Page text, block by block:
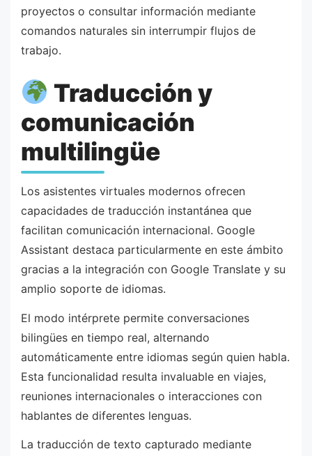
proyectos o consultar información mediante
comandos naturales sin interrumpir flujos de
trabajo.
Traducción y
comunicación
multilingüe
Los asistentes virtuales modernos ofrecen
capacidades de traducción instantánea que
facilitan comunicación internacional. Google
Assistant destaca particularmente en este ámbito
gracias a la integración con Google Translate y su
amplio soporte de idiomas.
El modo intérprete permite conversaciones
bilingües en tiempo real, alternando
automáticamente entre idiomas según quien habla.
Esta funcionalidad resulta invaluable en viajes,
reuniones internacionales o interacciones con
hablantes de diferentes lenguas.
La traducción de texto capturado mediante